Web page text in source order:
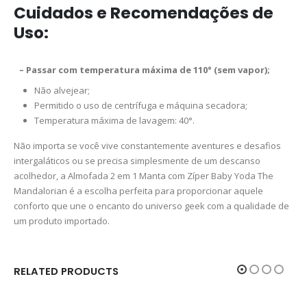
Cuidados e Recomendações de
Uso:
– Passar com temperatura máxima de 110° (sem vapor);
Não alvejear;
Permitido o uso de centrífuga e máquina secadora;
Temperatura máxima de lavagem: 40°.
Não importa se você vive constantemente aventures e desafios
intergaláticos ou se precisa simplesmente de um descanso
acolhedor, a Almofada 2 em 1 Manta com Zíper Baby Yoda The
Mandalorian é a escolha perfeita para proporcionar aquele
conforto que une o encanto do universo geek com a qualidade de
um produto importado.
RELATED PRODUCTS